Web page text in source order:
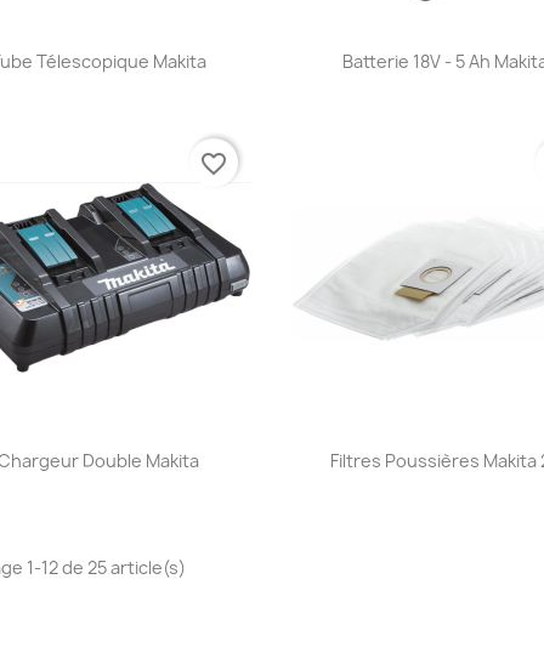
Aperçu rapide
Télescopique Makita Aperçu rapide
Batterie 18V - 5 Ah
Aperçu rapide
Double Makita
favorite_border
Aperçu rapide
Filtres Poussières Makita
1-12 de 25 article(s)